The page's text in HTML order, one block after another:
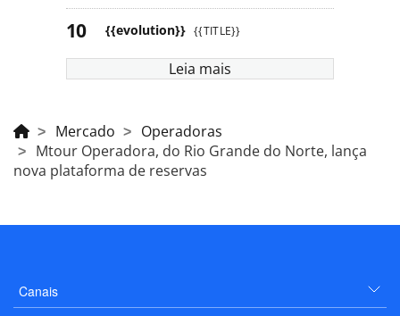
{{evolution}} {{TITLE}}
Leia mais
Mercado
Operadoras
Mtour Operadora, do Rio Grande do Norte, lança
nova plataforma de reservas
Canais